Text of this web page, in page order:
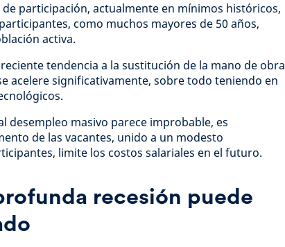
de participación, actualmente en mínimos históricos,
como muchos mayores de 50 años,
activa.
tendencia a la sustitución de la mano de obra
acelere significativamente, sobre todo teniendo en
desempleo masivo parece improbable, es
de las vacantes, unido a un modesto
limite los costos salariales en el futuro.
recesión puede